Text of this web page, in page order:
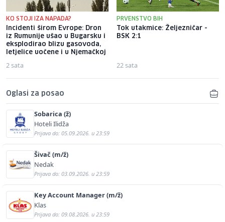
KO STOJI IZA NAPADA?
Incidenti širom Evrope: Dron
iz Rumunije ušao u Bugarsku i
eksplodirao blizu gasovoda,
letjelice uočene i u Njemačkoj
2 sata
PRVENSTVO BIH
Tok utakmice: Željezničar -
BSK 2:1
22 sata
Oglasi za posao
Sobarica (ž)
Hoteli Ilidža
Prijava do: 05.09.2026. u 23:59
Šivač (m/ž)
Nedak
Prijava do: 03.09.2026. u 23:59
Key Account Manager (m/ž)
Klas
Prijava do: 09.08.2026. u 23:59